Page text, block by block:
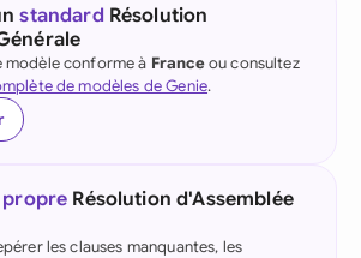
standardRésolution
modèle conforme à Franceou consultez
de modèles de Genie.
propre Résolution d'Assemblée
les clauses manquantes, les